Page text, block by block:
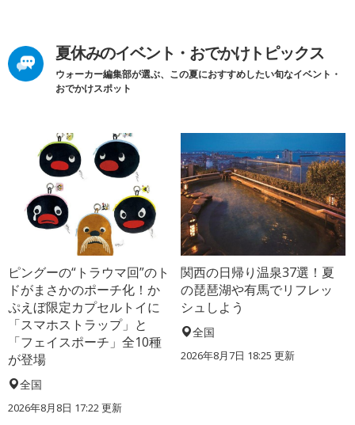
夏休みのイベント・おでかけトピックス
ウォーカー編集部が選ぶ、この夏におすすめしたい旬なイベント・
おでかけスポット
ピングーの“トラウマ回”のト
ドがまさかのポーチ化！か
ぷえぼ限定カプセルトイに
「スマホストラップ」と
「フェイスポーチ」全10種
が登場
全国
2026年8月8日 17:22更新
関西の日帰り温泉37選！夏
の琵琶湖や有馬でリフレッ
シュしよう
全国
2026年8月7日 18:25 更新